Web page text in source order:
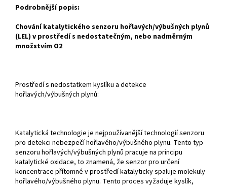
Podrobnější popis:
Chování katalytického senzoru hořlavých/výbušných plynů
(LEL) v prostředí s nedostatečným, nebo nadměrným
množstvím O2
Prostředí s nedostatkem kyslíku a detekce
hořlavých/výbušných plynů:
Katalytická technologie je nejpoužívanější technologií senzoru
pro detekci nebezpečí hořlavého/výbušného plynu. Tento typ
senzoru hořlavých/výbušných plynů pracuje na principu
katalytické oxidace, to znamená, že senzor pro určení
koncentrace přítomné v prostředí katalyticky spaluje molekuly
hořlavého/výbušného plynu. Tento proces vyžaduje kyslík,